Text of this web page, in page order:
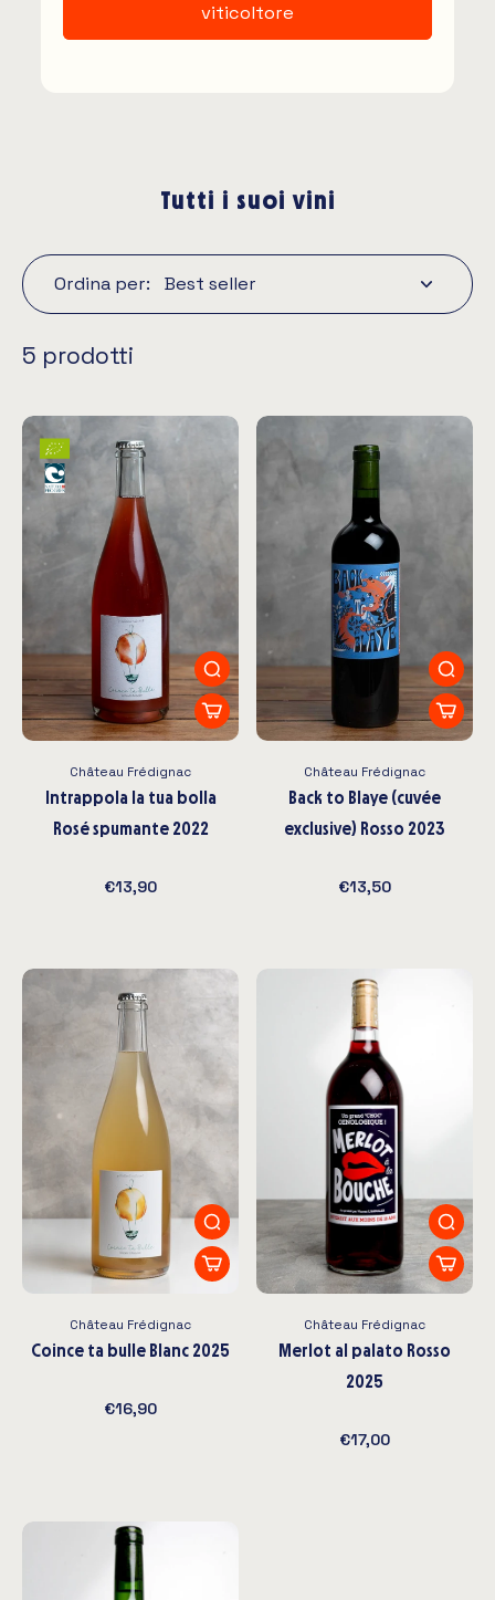
viticoltore
Tutti i suoi vini
Ordina per:
5 prodotti
Château Frédignac
Intrappola la tua bolla
Rosé spumante 2022
€13,90
Château Frédignac
Back to Blaye (cuvée
exclusive) Rosso 2023
€13,50
Château Frédignac
Coince ta bulle Blanc 2025
€16,90
Château Frédignac
Merlot al palato Rosso
2025
€17,00